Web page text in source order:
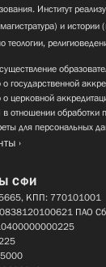
Институт
и
теологии,
о государственной
о церковной
отношении обработки
для персональных
СФИ
КПП: 770101001
ПАО